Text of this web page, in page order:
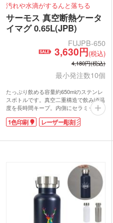
汚れや水滴がするんと落ちる
サーモス 真空断熱ケータ
イマグ 0.65L(JPB)
FUJPB-650
3,630円(税込)
4,180円(税込)
最小発注数10個
たっぷり飲める容量約650mlのステンレ
スボトルです。真空二重構造で飲み頃温
度を長時間キープ。内側にセラミック加
工が施され、汚れや水滴が残りにくくな
っています。丸ごと食洗機にかけられて
で、アクティブなシーンにもぴったりで
能。スポーツジムの記念品やクラブチー
ムのオリジナルグッズなど、幅広い用途
におすすめのサーモスブランド商品で
1色印刷 レーザー彫刻